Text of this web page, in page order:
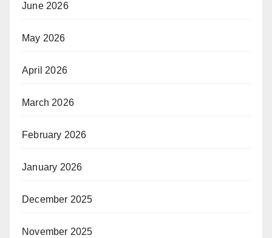
June 2026
May 2026
April 2026
March 2026
February 2026
January 2026
December 2025
November 2025